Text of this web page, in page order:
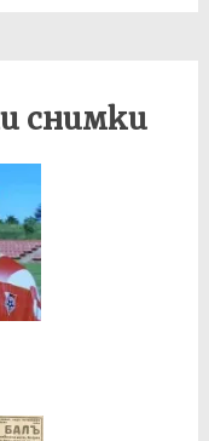
снимки